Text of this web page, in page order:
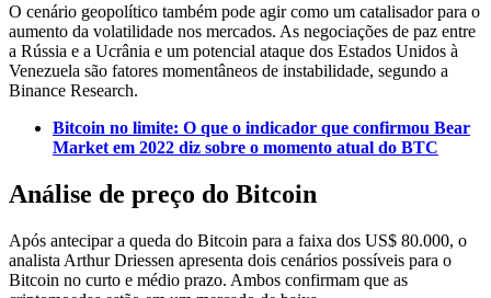
O cenário geopolítico também pode agir como um catalisador para o
aumento da volatilidade nos mercados. As negociações de paz entre
a Rússia e a Ucrânia e um potencial ataque dos Estados Unidos à
Venezuela são fatores momentâneos de instabilidade, segundo a
Binance Research.
Bitcoin no limite: O que o indicador que confirmou Bear
Market em 2022 diz sobre o momento atual do BTC
Análise de preço do Bitcoin
Após antecipar a queda do Bitcoin para a faixa dos US$ 80.000, o
analista Arthur Driessen apresenta dois cenários possíveis para o
Bitcoin no curto e médio prazo. Ambos confirmam que as